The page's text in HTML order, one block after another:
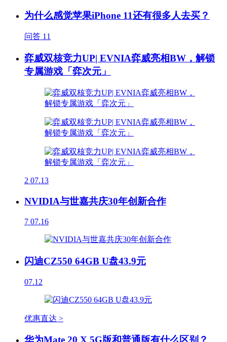
为什么感觉苹果iPhone 11还有很多人去买？
问答 11
弈威双核竞力UP| EVNIA弈威亮相BW，解锁
专属游戏「弈次元」
2 07.13
NVIDIA与世嘉共庆30年创新合作
7 07.16
闪迪CZ550 64GB U盘43.9元
07.12
优惠直达 >